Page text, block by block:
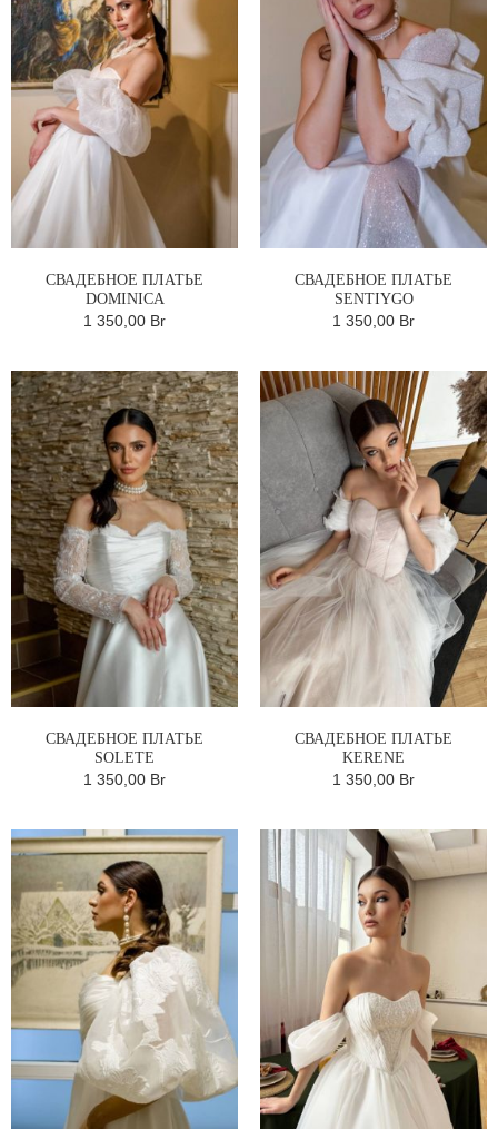
СВАДЕБНОЕ ПЛАТЬЕ
DOMINICA
1 350,00 Br
СВАДЕБНОЕ ПЛАТЬЕ
SENTIYGO
1 350,00 Br
СВАДЕБНОЕ ПЛАТЬЕ
SOLETE
1 350,00 Br
СВАДЕБНОЕ ПЛАТЬЕ
KERENE
1 350,00 Br